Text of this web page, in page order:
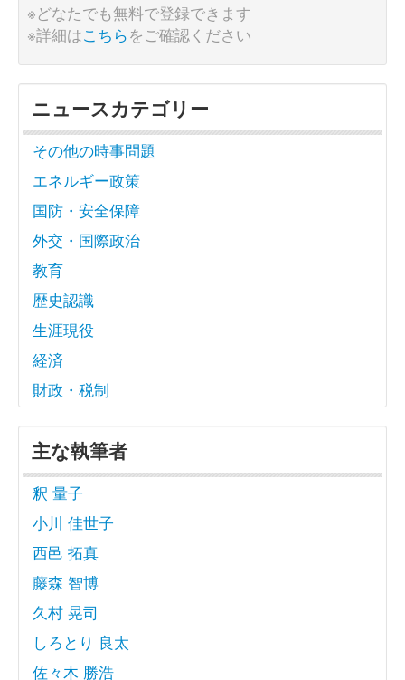
※どなたでも無料で登録できます
※詳細はこちらをご確認ください
ニュースカテゴリー
その他の時事問題
エネルギー政策
国防・安全保障
外交・国際政治
教育
歴史認識
生涯現役
経済
財政・税制
主な執筆者
釈 量子
小川 佳世子
西邑 拓真
藤森 智博
久村 晃司
しろとり 良太
佐々木 勝浩